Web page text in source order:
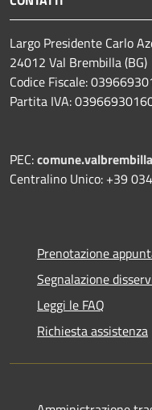
Largo Presidente Carlo
24012 Val Brembilla (BG)
Codice Fiscale:
Partita IVA:
PEC:
Centralino Unico: +39
Prenotazione
Segnalazione
Leggi le FAQ
Richiesta assistenza